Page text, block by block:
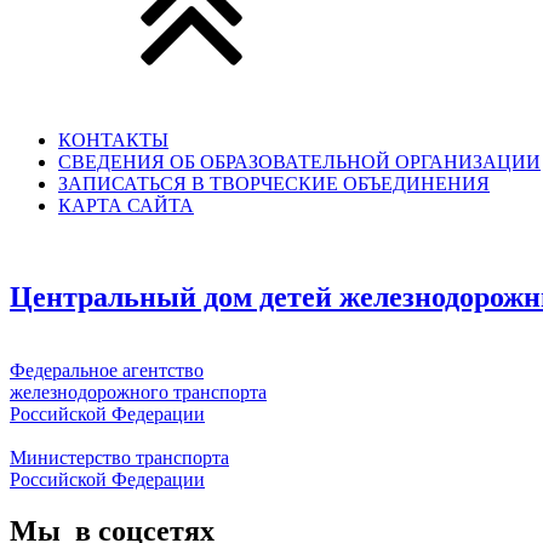
КОНТАКТЫ
СВЕДЕНИЯ ОБ ОБРАЗОВАТЕЛЬНОЙ ОРГАНИЗАЦИИ
ЗАПИСАТЬСЯ В ТВОРЧЕСКИЕ ОБЪЕДИНЕНИЯ
КАРТА САЙТА
Центральный дом детей
Федеральное агентство
железнодорожного транспорта
Российской Федерации
Министерство транспорта
Российской Федерации
Мы в соцсетях